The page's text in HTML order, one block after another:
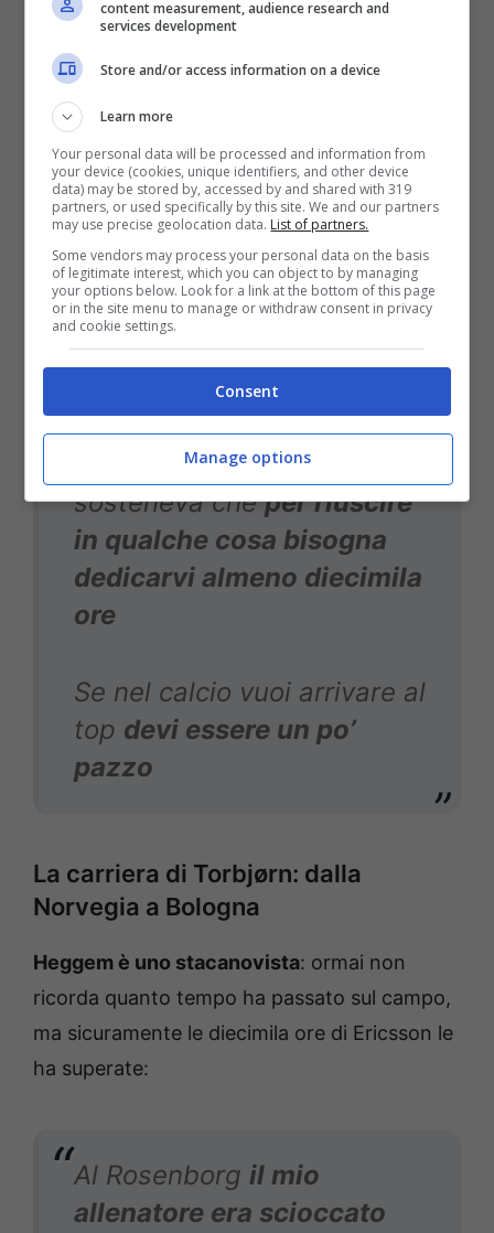
facilitato nel mio percorso
ma mi hanno sempre posto
una condizione: noi ti
aiutiamo nella tua passione
ma tudevi dare sempre il
cento per cento
E lui lo ha sempre dato, fin da bambino:
Mi ispiro a AnderEricsson,
lo psicologo svedese che
sosteneva cheper riuscire
in qualche cosa bisogna
dedicarvi almeno diecimila
ore
Se nel calcio vuoi arrivare al
top devi essere un po’
pazzo
La carriera di Torbjørn: dalla
Norvegia a Bologna
Heggem è uno stacanovista: ormai non
ricorda quanto tempo ha passato sul campo,
ma sicuramente le diecimila ore di Ericsson le
ha superate:
Al Rosenborg il mio
allenatore era scioccato
content measurement, audience research and
services development
Store and/or access information on a device
Learn more
Your personal data will be processed and information from
your device (cookies, unique identifiers, and other device
data) may be stored by, accessed by and shared with 319
partners, or used specifically by this site. We and our partners
may use precise geolocation data. List of partners.
Some vendors may process your personal data on the basis
of legitimate interest, which you can object to by managing
your options below. Look for a link at the bottom of this page
or in the site menu to manage or withdraw consent in privacy
and cookie settings.
Consent
Manage options